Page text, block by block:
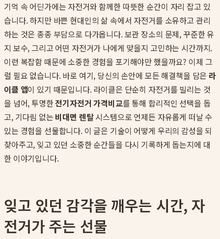
기억 속 어딘가에는 자전거와 함께한 따뜻한 순간이 자리 잡고 있
습니다. 하지만 바쁜 현대인의 삶 속에서 자전거를 소유하고 관리
하는 것은 종종 부담으로 다가옵니다. 보관 장소의 문제, 꾸준한 유
지 보수, 그리고 어떤 자전거가 나에게 맞을지 고민하는 시간까지.
이런 복잡함 때문에 소중한 경험을 포기해야만 했을까요? 이제 그
럴 필요 없습니다. 바로 여기, 당신의 손안에 모든 해결책을 담은 라
이클 앱이 있기 때문입니다. 라이클은 단순히 자전거를 빌리는 것
을 넘어, 투명한전기자전거 가격비교를 통해 합리적인 선택을 돕
고, 기다림 없는 비대면 렌탈시스템으로 언제든 자유롭게 떠날 수
있는 경험을 선물합니다. 이 글은 기술이 어떻게 우리의 감성을 되
찾아주고, 잊고 있던 소중한 순간들을 다시 기록하게 돕는지에 대
한 이야기입니다.
잊고 있던 감각을 깨우는 시간, 자
전거가 주는 선물